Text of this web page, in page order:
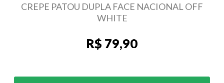
CREPE PATOU DUPLA FACE NACIONAL OFF
WHITE
R$ 79,90